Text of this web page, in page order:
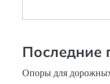
Последние
Опоры для